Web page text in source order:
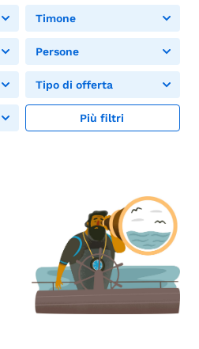
Timone
Persone
Tipo di offerta
Più filtri